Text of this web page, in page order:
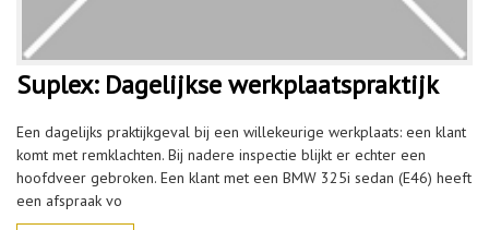
Suplex: Dagelijkse werkplaatspraktijk
Een dagelijks praktijkgeval bij een willekeurige werkplaats: een klant
komt met remklachten. Bij nadere inspectie blijkt er echter een
hoofdveer gebroken. Een klant met een BMW 325i sedan (E46) heeft
een afspraak vo